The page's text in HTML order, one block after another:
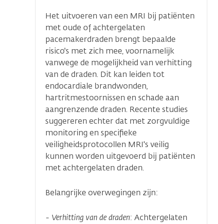
Het uitvoeren van een MRI bij patiënten
met oude of achtergelaten
pacemakerdraden brengt bepaalde
risico's met zich mee, voornamelijk
vanwege de mogelijkheid van verhitting
van de draden. Dit kan leiden tot
endocardiale brandwonden,
hartritmestoornissen en schade aan
aangrenzende draden. Recente studies
suggereren echter dat met zorgvuldige
monitoring en specifieke
veiligheidsprotocollen MRI's veilig
kunnen worden uitgevoerd bij patiënten
met achtergelaten draden.
Belangrijke overwegingen zijn:
- Verhitting van de draden: Achtergelaten